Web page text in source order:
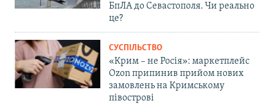
БпЛА до Севастополя. Чи реально
це?
СУСПІЛЬСТВО
«Крим – не Росія»: маркетплейс
Ozon припинив прийом нових
замовлень на Кримському
півострові